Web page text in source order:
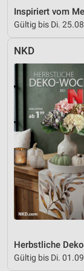
Inspiriert vom
Gültig bis Di.
NKD
Herbstliche
Gültig bis Di.
Verwendung
Geräte anhand
Notwendig
Performance
Funktional
Werbung